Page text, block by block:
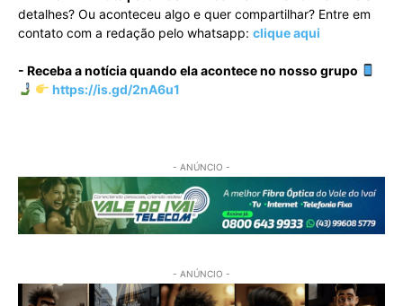
detalhes? Ou aconteceu algo e quer compartilhar? Entre em
contato com a redação pelo whatsapp: clique aqui
- Receba a notícia quando ela acontece no nosso grupo
https://is.gd/2nA6u1
- ANÚNCIO -
- ANÚNCIO -